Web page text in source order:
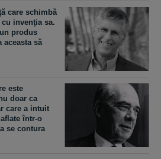
care schimbă
invenţia sa.
produs
aceasta să
este
doar ca
care a intuit
într-o
se contura